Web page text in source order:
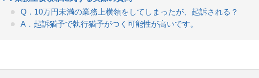
Q．10万円未満の業務上横領をしてしまったが、起訴される？
A．起訴猶予で執行猶予がつく可能性が高いです。